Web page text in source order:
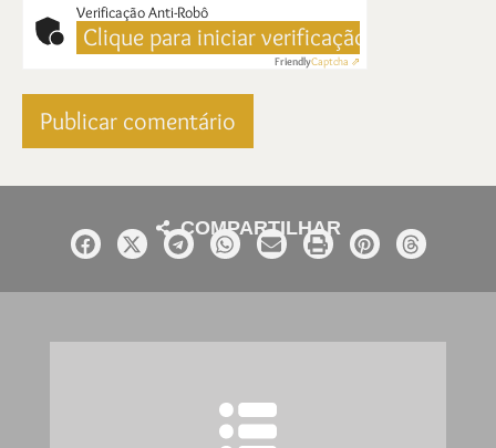
Verificação Anti-Robô
Clique para iniciar verificação
FriendlyCaptcha ⇗
COMPARTILHAR